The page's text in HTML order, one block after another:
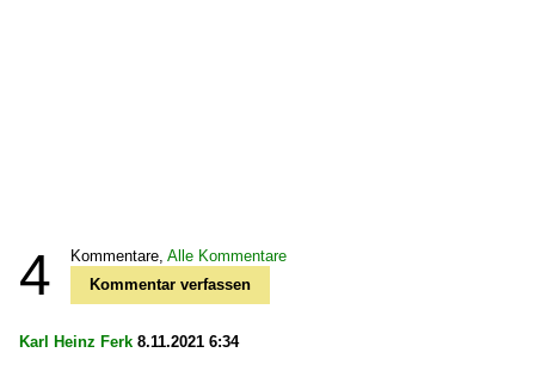
4 Kommentare, Alle Kommentare
Kommentar verfassen
Karl Heinz Ferk 8.11.2021 6:34